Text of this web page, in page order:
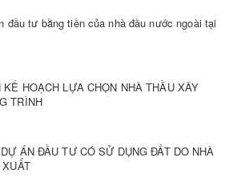
đầu tư bằng tiền của nhà đầu nước ngoài tại
HOẠCH LỰA CHỌN NHÀ THẦU XÂY
TRÌNH
ÁN ĐẦU TƯ CÓ SỬ DỤNG ĐẤT DO NHÀ